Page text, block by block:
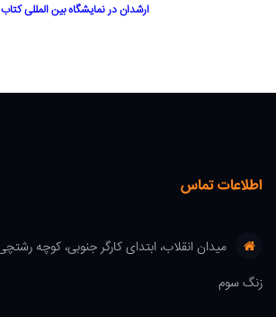
ارشدان در نمایشگاه بین المللی کتاب
اطلاعات تماس
زنگ سوم